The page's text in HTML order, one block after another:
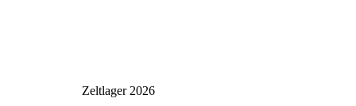
Zeltlager 2026